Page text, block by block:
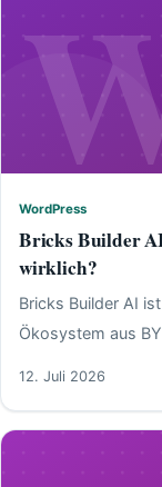
WordPress
Bricks Builder
wirklich?
Bricks Builder AI
Ökosystem aus
12. Juli 2026